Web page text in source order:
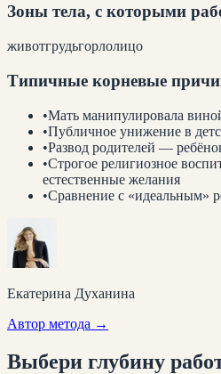
Зоны тела, с которыми
животгрудьгорлолицо
Типичные корневые
•Мать манипулировала
•Публичное унижение в
•Развод родителей —
•Строгое религиозное
естественные желания
•Сравнение с «идеальным»
Екатерина Духанина
Автор метода →
Выбери глубину